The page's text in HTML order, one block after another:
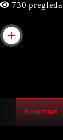
730 pregleda
Komentari